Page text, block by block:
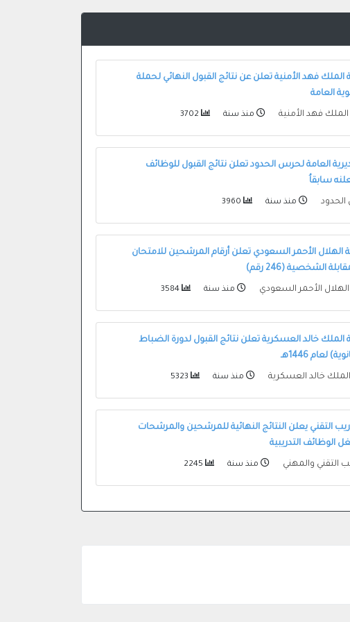
الملك فهد الأمنية تعلن عن نتائج القبول النهائي لحملة
العامة
الملك فهد الأمنية منذ سنة
العامة لحرس الحدود تعلن نتائج القبول للوظائف
سابقاُ
منذ سنة
الهلال الأحمر السعودي تعلن أرقام المرشحين للامتحان
الشخصية (246 رقم)
الأحمر السعودي منذ سنة
الملك خالد العسكرية تعلن نتائج القبول لدورة الضباط
لعام 1446هـ
خالد العسكرية منذ سنة
التقني يعلن النتائج النهائية للمرشحين والمرشحات
الوظائف التدريبية
التقني والمهني منذ سنة